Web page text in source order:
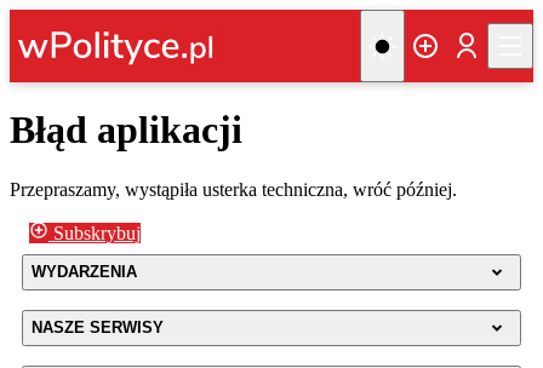
Błąd aplikacji
Przepraszamy, wystąpiła usterka techniczna, wróć później.
Subskrybuj
WYDARZENIA
NASZE SERWISY